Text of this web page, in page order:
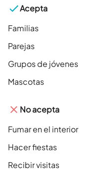
Acepta
Familias
Parejas
Grupos de jóvenes
Mascotas
No acepta
Fumar en el interior
Hacer fiestas
Recibir visitas